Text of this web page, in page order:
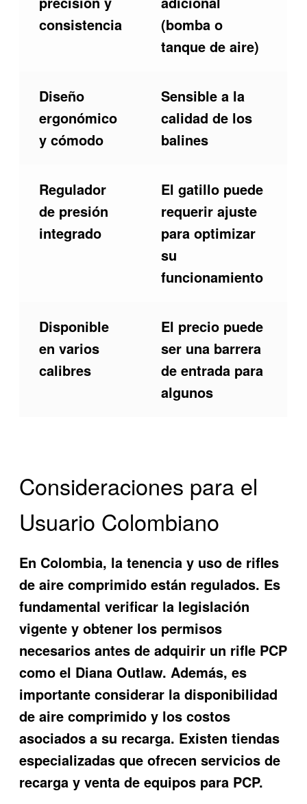
consistencia
(bomba o
tanque de aire)
Diseño
ergonómico
y cómodo
Sensible a la
calidad de los
balines
Regulador
de presión
integrado
El gatillo puede
requerir ajuste
para optimizar
su
funcionamiento
Disponible
en varios
calibres
El precio puede
ser una barrera
de entrada para
algunos
Consideraciones para el
Usuario Colombiano
En Colombia, la tenencia y uso de rifles
de aire comprimido están regulados. Es
fundamental verificar la legislación
vigente y obtener los permisos
necesarios antes de adquirir un rifle PCP
como el Diana Outlaw. Además, es
importante considerar la disponibilidad
de aire comprimido y los costos
asociados a su recarga. Existen tiendas
especializadas que ofrecen servicios de
recarga y venta de equipos para PCP.